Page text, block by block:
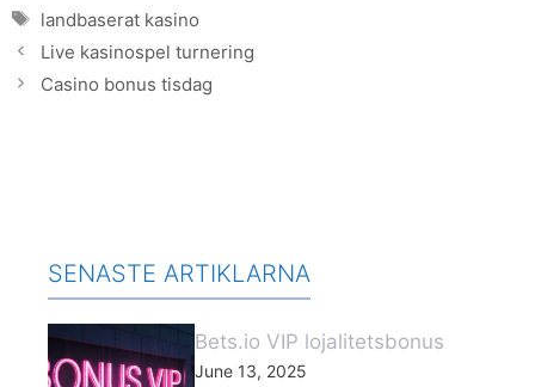
Tags
landbaserat kasino
Live kasinospel turnering
Casino bonus tisdag
SENASTE ARTIKLARNA
Bets.io VIP lojalitetsbonus
June 13, 2025